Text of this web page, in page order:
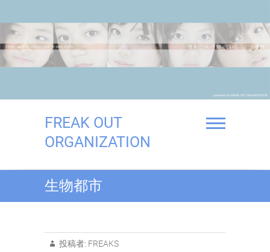
content
FREAK OUT
ORGANIZATION
生物都市
投稿者: FREAKS